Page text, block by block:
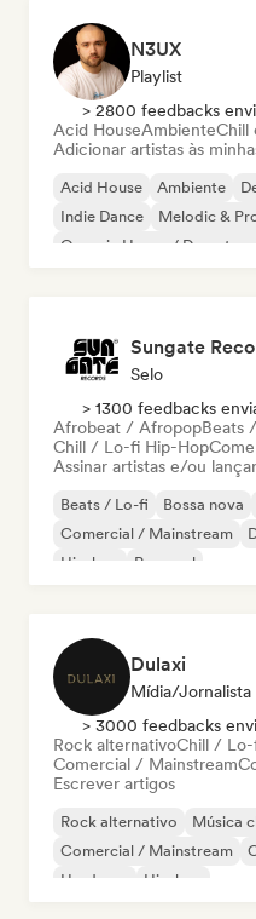
N3UX
Playlist
> 2800 feedbacks
Acid HouseAmbienteChill
Adicionar artistas às
Acid House Ambiente
Indie Dance
Melodic &
Organic House /
Sungate
Selo
> 1300 feedbacks
Afrobeat / AfropopBeats
Chill / Lo-fi Hip-Hop
Assinar artistas e/ou
Beats / Lo-fi Bossa nova
Comercial / Mainstream
Hip-hop
Pop soul
Dulaxi
Mídia/Jornalista
> 3000 feedbacks
Rock alternativoChill /
Comercial / Mainstream
Escrever artigos
Rock alternativo
Música
Comercial / Mainstream
Hardcore
Hip-hop